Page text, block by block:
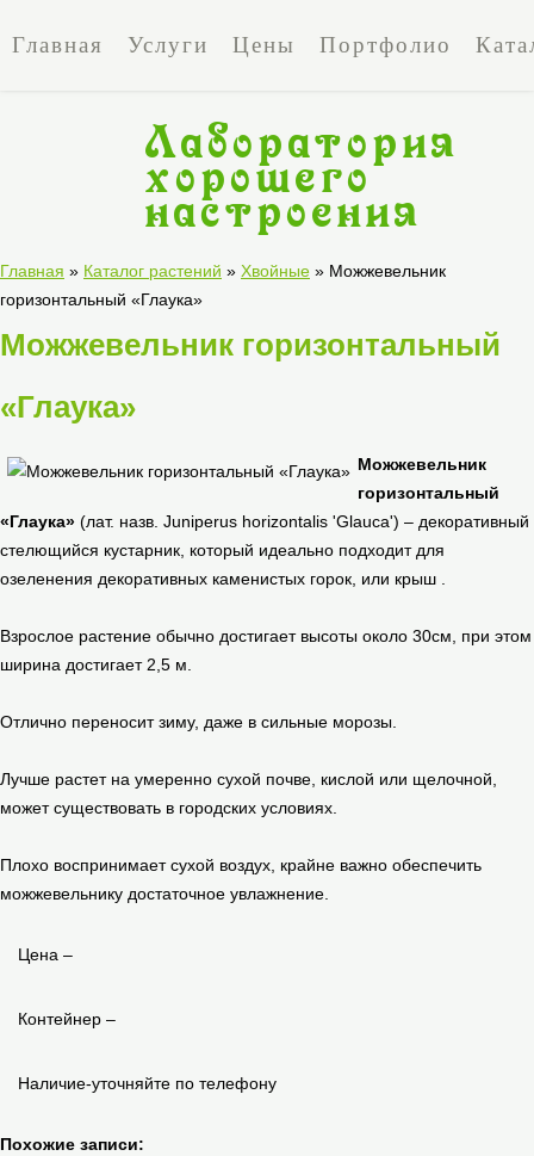
Главная Услуги Цены Портфолио
хорошего
Лаборатория
хорошего
настроения
Главная » Каталог растений » Хвойные » Можжевельник
горизонтальный «Глаука»
Можжевельник горизонтальный
«Глаука»
Можжевельник
горизонтальный
«Глаука» (лат. назв. Juniperus horizontalis 'Glauca') – декоративный
стелющийся кустарник, который идеально подходит для
озеленения декоративных каменистых горок, или крыш .
Взрослое растение обычно достигает высоты около 30см, при этом
ширина достигает 2,5 м.
Отлично переносит зиму, даже в сильные морозы.
Лучше растет на умеренно сухой почве, кислой или щелочной,
может существовать в городских условиях.
Плохо воспринимает сухой воздух, крайне важно обеспечить
можжевельнику достаточное увлажнение.
Цена –
Контейнер –
Наличие-уточняйте по телефону
Похожие записи: